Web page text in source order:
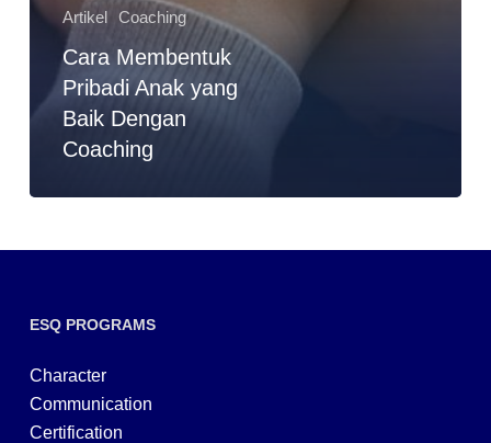
Artikel Coaching
Cara Membentuk
Pribadi Anak yang
Baik Dengan
Coaching
ESQ PROGRAMS
Character
Communication
Certification